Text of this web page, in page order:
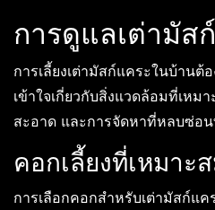
การดูแลเต่ามัส
การเลี้ยงเต่ามัสก์แคระในบ้านต้
เข้าใจเกี่ยวกับสิ่งแวดล้อมที่เหม
สะอาด และการจัดหาที่หลบซ่อน
คอกเลี้ยงที่เหมาะ
การเลือกคอกสำหรับเต่ามัสก์แ